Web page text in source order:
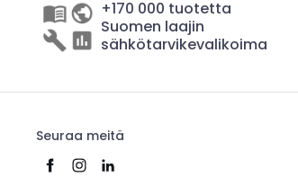
+170 000 tuotetta
Suomen laajin
sähkötarvikevalikoima
Seuraa meitä